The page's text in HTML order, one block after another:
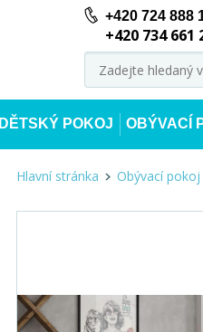
+420 724 888
+420 734 661
DĚTSKÝ POKOJ OBÝVACÍ
Hlavní stránka Obývací pokoj